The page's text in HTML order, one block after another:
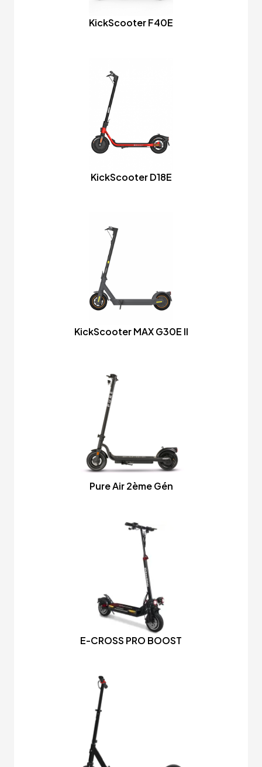
KickScooter F40E
KickScooter D18E
KickScooter MAX G30E II
Pure Air 2ème Gén
E-CROSS PRO BOOST